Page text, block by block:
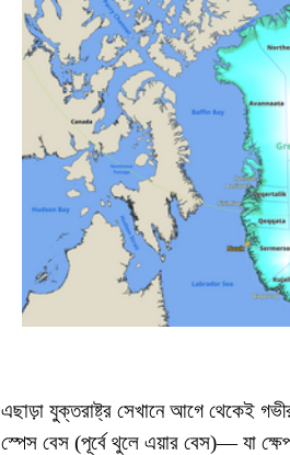
এছাড়া যুক্তরাষ্ট্র সেখানে আগে থেকেই
স্পেস বেস (পূর্বে থুলে এয়ার বেস)— যা